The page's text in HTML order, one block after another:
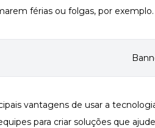
férias ou folgas, por exemplo.
vantagens de usar a
para criar soluções que